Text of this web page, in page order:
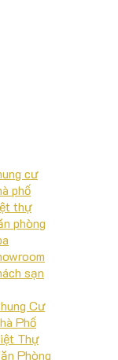
cư
phố
thự
phòng
sạn
Cư
Phố
Thự
Phòng